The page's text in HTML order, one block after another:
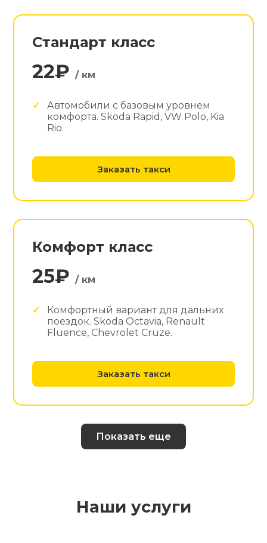
Стандарт класс
22₽/ км
Автомобили с базовым уровнем
комфорта. Skoda Rapid, VW Polo, Kia
Rio.
Заказать такси
Комфорт класс
25₽/ км
Комфортный вариант для дальних
поездок. Skoda Octavia, Renault
Fluence, Chevrolet Cruze.
Заказать такси
Показать еще
Наши услуги